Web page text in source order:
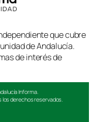
que cubre
de Andalucía.
de interés de
Informa.
los derechos reservados.